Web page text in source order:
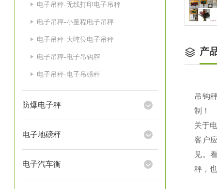
电子吊秤-无线打印电子吊秤
电子吊秤-小量程电子吊秤
电子吊秤-大吨位电子吊秤
电子吊秤-电子吊钩秤
电子吊秤-电子吊磅秤
防爆电子秤
电子地磅秤
电子汽车衡
产
吊钩
制！
关于
客户
见。
秤，